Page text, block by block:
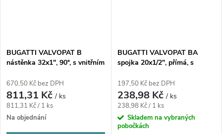
BUGATTI VALVOPAT B
nástěnka 32x1", 90°, s vnitřním
mosaz
670,50 Kč bez DPH
811,31 Kč/ ks
Měrná
cena:
811,31 Kč / 1 ks
Na objednání
BUGATTI VALVOPAT BA
spojka 20x1/2", přímá, s
voda/plyn, mosaz
197,50 Kč bez DPH
238,98 Kč/ ks
Měrná
cena:
238,98 Kč / 1 ks
Skladem na vybraných
pobočkách